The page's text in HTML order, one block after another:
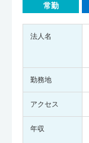
常勤
法人名
勤務地
アクセス
年収